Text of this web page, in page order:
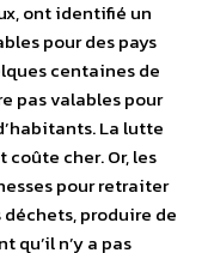
ont identifié un
pour des pays
centaines de
pas valables pour
La lutte
cher. Or, les
pour retraiter
produire de
qu’il n’y a pas